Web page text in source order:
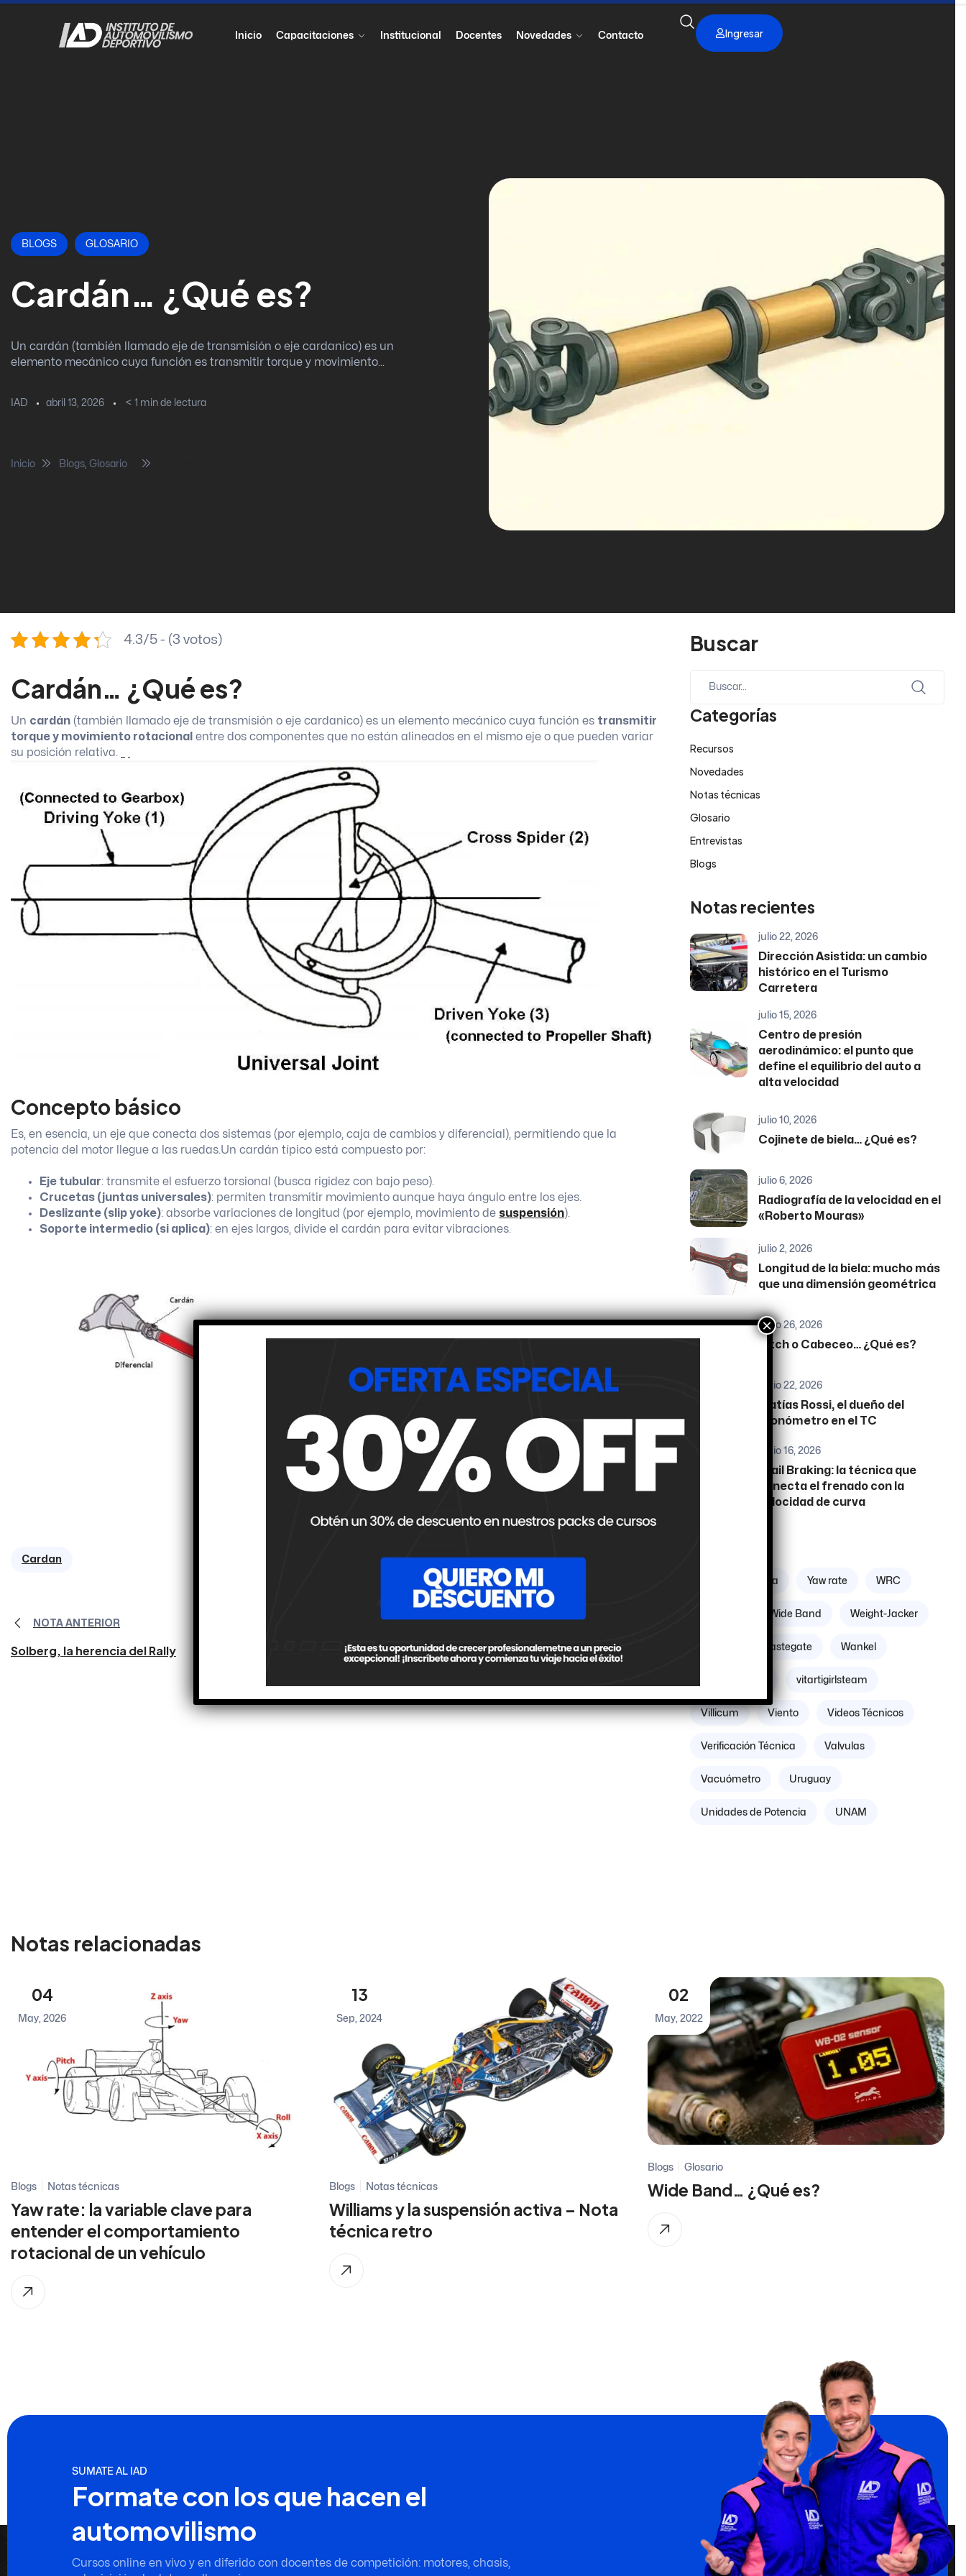
Inicio Capacitaciones Institucional Docentes Novedades Contacto Ingresar
BLOGS GLOSARIO
Cardán… ¿Qué es?
Un cardán (también llamado eje de transmisión o eje cardanico) es un
elemento mecánico cuya función es transmitir torque y movimiento...
IAD abril 13, 2026 < 1 min de lectura
Inicio Blogs Glosario
4.3/5 - (3 votos)
Cardán… ¿Qué es?
Un cardán (también llamado eje de transmisión o eje cardanico) es un elemento mecánico cuya función es transmitir
torque y movimiento rotacional entre dos componentes que no están alineados en el mismo eje o que pueden variar
su posición relativa.
Concepto básico
Es, en esencia, un eje que conecta dos sistemas (por ejemplo, caja de cambios y diferencial), permitiendo que la
potencia del motor llegue a las ruedas.Un cardán típico está compuesto por:
Eje tubular: transmite el esfuerzo torsional (busca rigidez con bajo peso).
Crucetas (juntas universales): permiten transmitir movimiento aunque haya ángulo entre los ejes.
Deslizante (slip yoke): absorbe variaciones de longitud (por ejemplo, movimiento de suspensión).
Soporte intermedio (si aplica): en ejes largos, divide el cardán para evitar vibraciones.
Cardan Compartir
NOTA ANTERIOR
Solberg, la herencia del Rally
NOTA SIGUIENTE
Transferencia de carga lateral: fundamentos
físicos y su impacto en la generación de
adherencia
Buscar
Categorías
Recursos
Novedades
Notas técnicas
Glosario
Entrevistas
Blogs
Notas recientes
julio 22, 2026
Dirección Asistida: un cambio
histórico en el Turismo
Carretera
julio 15, 2026
Centro de presión
aerodinámico: el punto que
define el equilibrio del auto a
alta velocidad
julio 10, 2026
Cojinete de biela… ¿Qué es?
julio 6, 2026
Radiografía de la velocidad en el
«Roberto Mouras»
julio 2, 2026
Longitud de la biela: mucho más
que una dimensión geométrica
junio 26, 2026
Pitch o Cabeceo… ¿Qué es?
junio 22, 2026
Matías Rossi, el dueño del
cronómetro en el TC
junio 16, 2026
Trail Braking: la técnica que
conecta el frenado con la
velocidad de curva
Zona geográfica Yaw rate WRC
Wide Band Weight-Jacker
Wastegate Wankel
vitartigirlsteam
Villicum Viento Videos Técnicos
Verificación Técnica Valvulas
Vacuómetro Uruguay
Unidades de Potencia UNAM
Notas relacionadas
04
May, 2026
Blogs Notas técnicas
Yaw rate: la variable clave para
entender el comportamiento
rotacional de un vehículo
13
Sep, 2024
Blogs Notas técnicas
Williams y la suspensión activa – Nota
técnica retro
02
May, 2022
Blogs Glosario
Wide Band… ¿Qué es?
SUMATE AL IAD
Formate con los que hacen el
automovilismo
Cursos online en vivo y en diferido con docentes de competición: motores, chasis,
×